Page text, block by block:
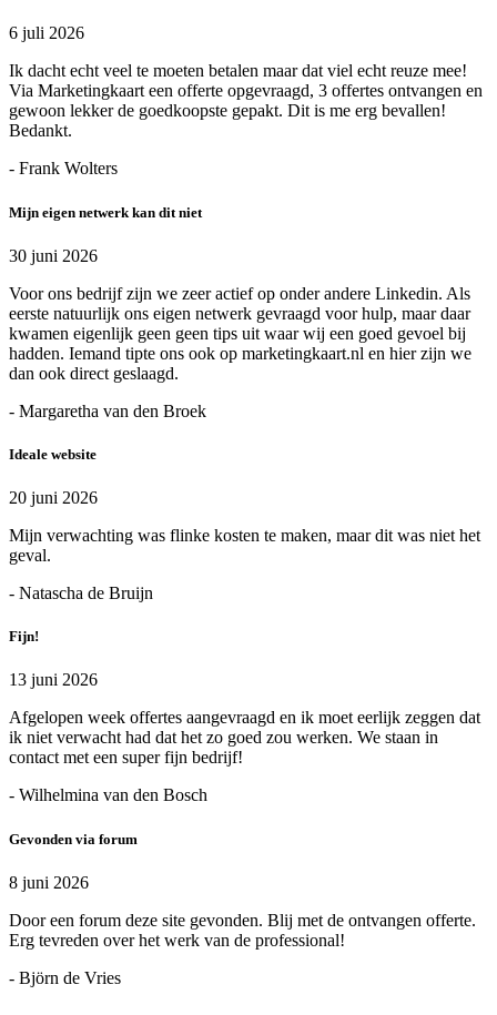
6 juli 2026
Ik dacht echt veel te moeten betalen maar dat viel echt reuze mee!
Via Marketingkaart een offerte opgevraagd, 3 offertes ontvangen en
gewoon lekker de goedkoopste gepakt. Dit is me erg bevallen!
Bedankt.
- Frank Wolters
Mijn eigen netwerk kan dit niet
30 juni 2026
Voor ons bedrijf zijn we zeer actief op onder andere Linkedin. Als
eerste natuurlijk ons eigen netwerk gevraagd voor hulp, maar daar
kwamen eigenlijk geen geen tips uit waar wij een goed gevoel bij
hadden. Iemand tipte ons ook op marketingkaart.nl en hier zijn we
dan ook direct geslaagd.
- Margaretha van den Broek
Ideale website
20 juni 2026
Mijn verwachting was flinke kosten te maken, maar dit was niet het
geval.
- Natascha de Bruijn
Fijn!
13 juni 2026
Afgelopen week offertes aangevraagd en ik moet eerlijk zeggen dat
ik niet verwacht had dat het zo goed zou werken. We staan in
contact met een super fijn bedrijf!
- Wilhelmina van den Bosch
Gevonden via forum
8 juni 2026
Door een forum deze site gevonden. Blij met de ontvangen offerte.
Erg tevreden over het werk van de professional!
- Björn de Vries